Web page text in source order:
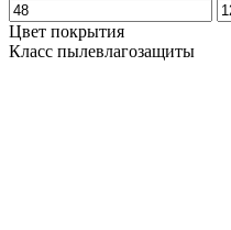
Цвет покрытия
Класс пылевлагозащиты